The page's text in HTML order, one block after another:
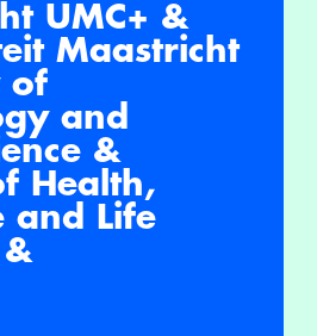
UMC+ &
Maastricht
of
and
&
Health,
and Life
&